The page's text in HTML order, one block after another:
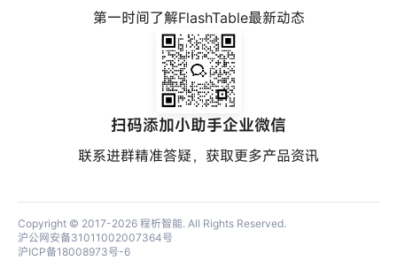
第一时间了解FlashTable最新动态
扫码添加小助手企业微信
联系进群精准答疑，获取更多产品资讯
Copyright © 2017-2026 程析智能. All Rights Reserved.
沪公网安备31011002007364号
沪ICP备18008973号-6